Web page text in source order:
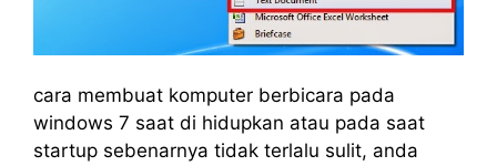
cara membuat komputer berbicara pada
windows 7 saat di hidupkan atau pada saat
startup sebenarnya tidak terlalu sulit, anda